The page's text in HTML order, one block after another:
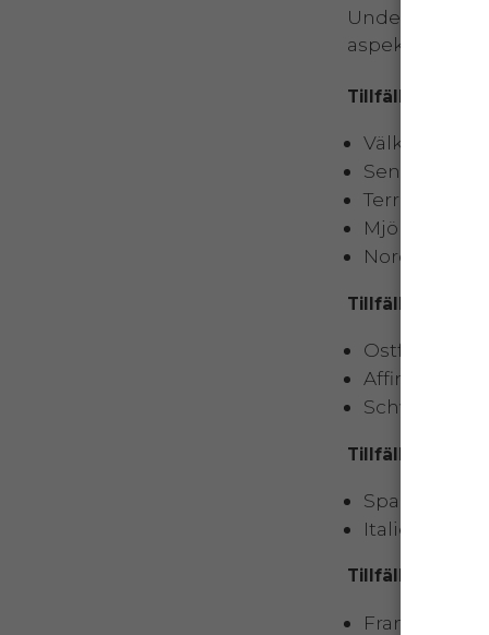
Under
aspekter av ost:
Tillfälle 1
Välkomna
Sensorik
Terroir,
Nordiska
Tillfälle 2
Affinörens roll
Schweiz
Tillfälle 3
Spanska och
Italienska
Tillfälle 4
Franska ostar